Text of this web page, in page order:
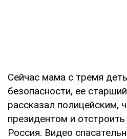
Сейчас мама с тремя
безопасности, ее
рассказал полицейским,
президентом и
Россия. Видео